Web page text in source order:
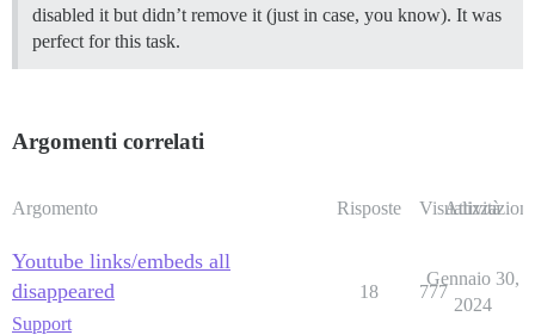
disabled it but didn’t remove it (just in case, you know). It was
perfect for this task.
Argomenti correlati
Argomento Risposte Visualizzazioni
Attività
Youtube links/embeds all
disappeared
Support
18 777
Gennaio 30,
2024